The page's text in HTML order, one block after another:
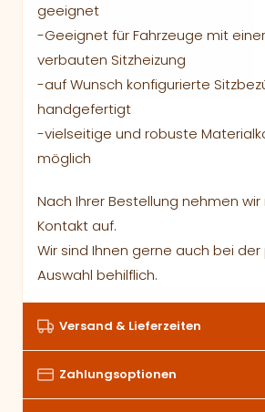
geeignet
-Geeignet für Fahrzeuge mit
verbauten Sitzheizung
-auf Wunsch konfigurierte
handgefertigt
-vielseitige und robuste
möglich
Nach Ihrer Bestellung nehmen wir
Kontakt auf.
Wir sind Ihnen gerne auch bei
Auswahl behilflich.
Versand & Lieferzeiten
Zahlungsoptionen